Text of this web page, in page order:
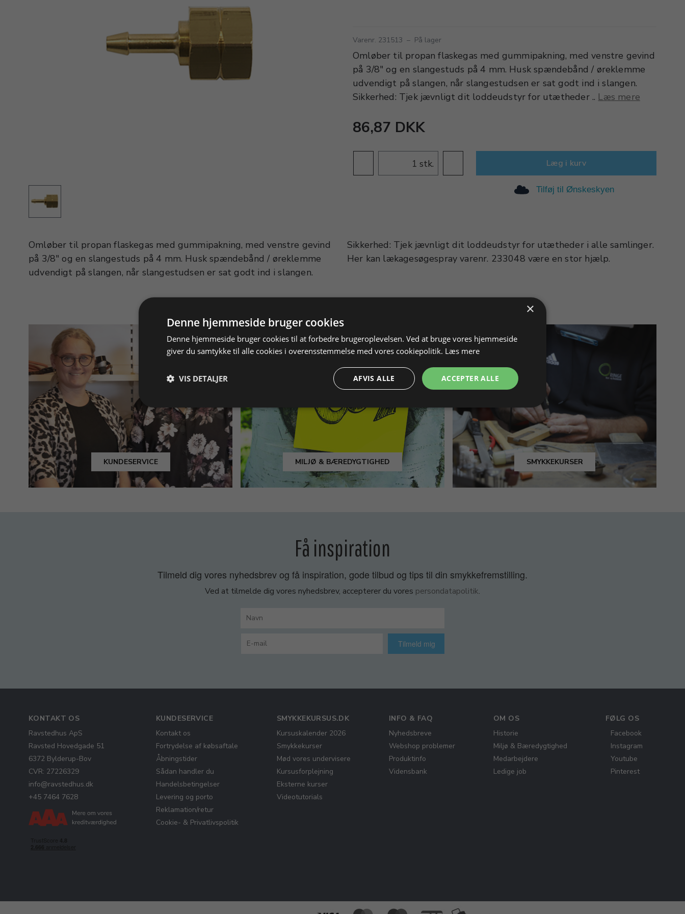
Varenr. 231513 – På lager
Omløber til propan flaskegas med gummipakning, med venstre gevind
på 3/8" og en slangestuds på 4 mm. Husk spændebånd / øreklemme
udvendigt på slangen, når slangestudsen er sat godt ind i slangen.
Sikkerhed: Tjek jævnligt dit loddeudstyr for utætheder .. Læs mere
86,87 DKK
stk. Læg i kurv
Tilføj til Ønskeskyen
Omløber til propan flaskegas med gummipakning, med venstre gevind
på 3/8" og en slangestuds på 4 mm. Husk spændebånd / øreklemme
udvendigt på slangen, når slangestudsen er sat godt ind i slangen.
Sikkerhed: Tjek jævnligt dit loddeudstyr for utætheder i alle samlinger.
Her kan lækagesøgespray varenr. 233048 være en stor hjælp.
KUNDESERVICE MILJØ & BÆREDYGTIGHED SMYKKEKURSER
Få inspiration
Tilmeld dig vores nyhedsbrev og få inspiration, gode tilbud og tips til din smykkefremstilling.
Ved at tilmelde dig vores nyhedsbrev, accepterer du vores persondatapolitik.
Tilmeld mig
KONTAKT OS
Ravstedhus ApS
Ravsted Hovedgade 51
6372 Bylderup-Bov
CVR: 27226329
info@ravstedhus.dk
+45 7464 7628
KUNDESERVICE
Kontakt os
Fortrydelse af købsaftale
Åbningstider
Sådan handler du
Handelsbetingelser
Levering og porto
Reklamation/retur
Cookie- & Privatlivspolitik
SMYKKEKURSUS.DK
Kursuskalender 2026
Smykkekurser
Mød vores undervisere
Kursusforplejning
Eksterne kurser
Videotutorials
INFO & FAQ
Nyhedsbreve
Webshop problemer
Produktinfo
Vidensbank
OM OS
Historie
Miljø & Bæredygtighed
Medarbejdere
Ledige job
FØLG OS
Facebook
Instagram
Youtube
Pinterest
×
Denne hjemmeside bruger cookies
Denne hjemmeside bruger cookies til at forbedre brugeroplevelsen. Ved at bruge vores hjemmeside
giver du samtykke til alle cookies i overensstemmelse med vores cookiepolitik. Læs mere
ACCEPTER ALLE
AFVIS ALLE
VIS DETALJER